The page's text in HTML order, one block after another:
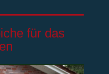
für das